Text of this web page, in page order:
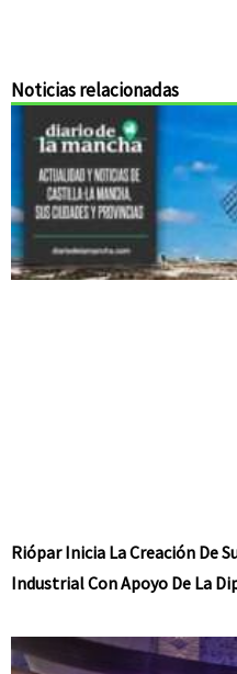
Noticias relacionadas
Riópar Inicia La Creación De
Industrial Con Apoyo De La